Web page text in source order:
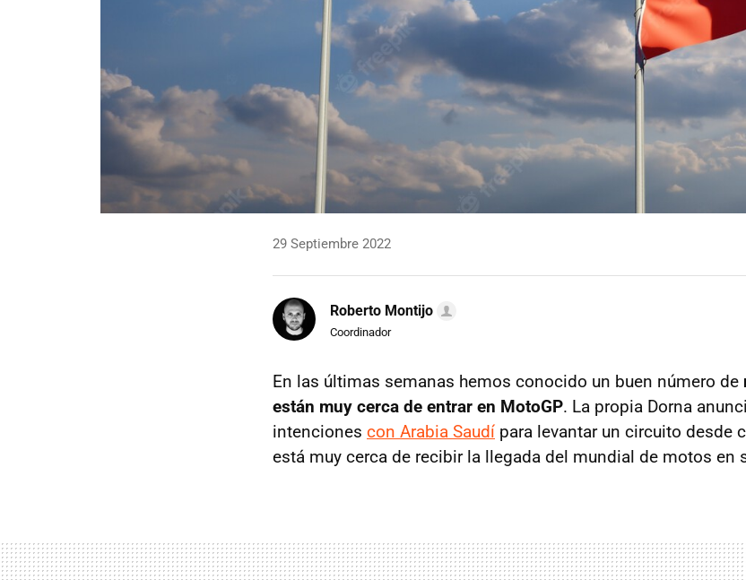
29 Septiembre 2022
Roberto Montijo
Coordinador
En las últimas semanas hemos conocido un buen número de
están muy cerca de entrar en MotoGP. La propia Dorna
intenciones con Arabia Saudí para levantar un circuito desde
está muy cerca de recibir la llegada del mundial de motos en